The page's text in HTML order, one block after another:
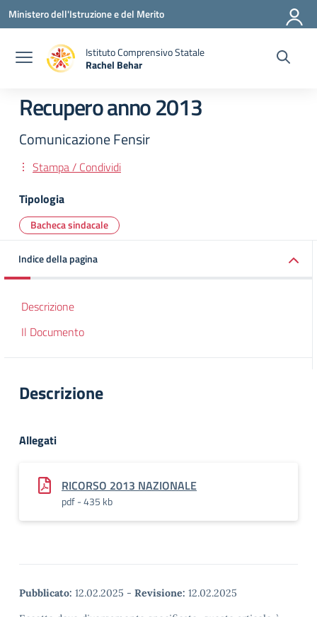
Vai ai contenuti
Vai al menu di navigazione
Vai al footer
Ministero dell'Istruzione e del Merito
Istituto Comprensivo Statale
Rachel Behar
Recupero anno 2013
Comunicazione Fensir
Stampa / Condividi
Tipologia
Bacheca sindacale
Indice della pagina
Descrizione
Il Documento
Descrizione
Allegati
RICORSO 2013 NAZIONALE
pdf - 435 kb
Pubblicato: 12.02.2025 - Revisione: 12.02.2025